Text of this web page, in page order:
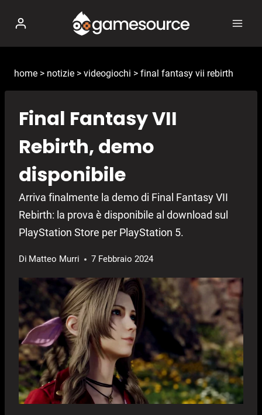
contenuto
home > notizie > videogiochi > final fantasy vii rebirth
Final Fantasy VII
Rebirth, demo
disponibile
Arriva finalmente la demo di Final Fantasy VII
Rebirth: la prova è disponibile al download sul
PlayStation Store per PlayStation 5.
Di Matteo Murri 7 Febbraio 2024